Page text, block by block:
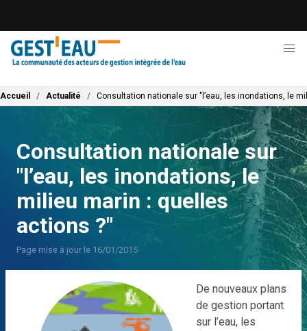
contenu
principal
Fil d'Ariane
Accueil Actualité Consultation nationale sur "l’eau, les inondations, le
Consultation nationale sur
"l’eau, les inondations, le
milieu marin : quelles
actions ?"
Page mise à jour le 16/01/2015
De nouveaux plans
de gestion portant
sur l’eau, les